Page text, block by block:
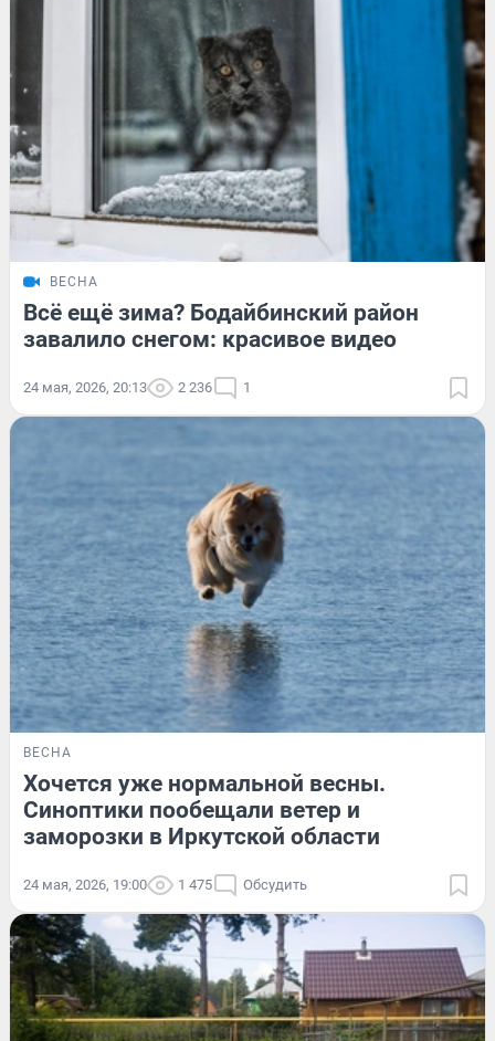
ВЕСНА
Всё ещё зима? Бодайбинский район
завалило снегом: красивое видео
24 мая, 2026, 20:13 2 236 1
ВЕСНА
Хочется уже нормальной весны.
Синоптики пообещали ветер и
заморозки в Иркутской области
24 мая, 2026, 19:00 1 475 Обсудить